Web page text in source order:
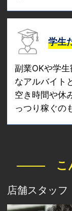
学生
副業OKや学
なアルバイト
空き時間や休
っつり稼ぐの
こ
店舗スタッフ